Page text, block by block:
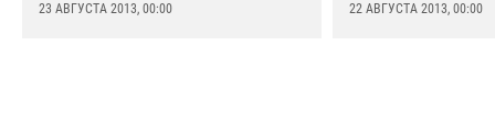
23 АВГУСТА 2013, 00:00 22 АВГУСТА 2013, 00:00